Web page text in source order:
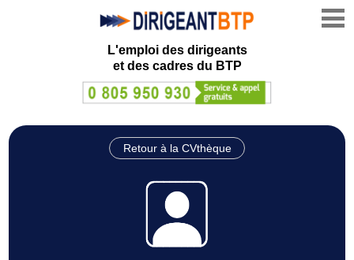
L'emploi des dirigeants
et des cadres du BTP
Retour à la CVthèque